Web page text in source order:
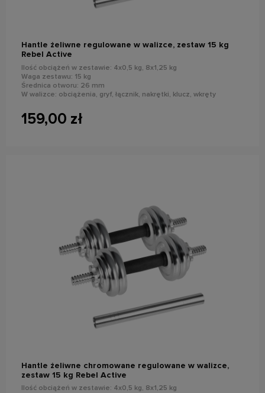
Hantle żeliwne regulowane w walizce, zestaw 15 kg
Rebel Active
Ilość obciążeń w zestawie: 4x0,5 kg, 8x1,25 kg
Waga zestawu: 15 kg
Średnica otworu: 26 mm
W walizce: obciążenia, gryf, łącznik, nakrętki, klucz, wkręty
159,00 zł
Hantle żeliwne chromowane regulowane w walizce,
zestaw 15 kg Rebel Active
Ilość obciążeń w zestawie: 4x0,5 kg, 8x1,25 kg
powiadom o dostępności